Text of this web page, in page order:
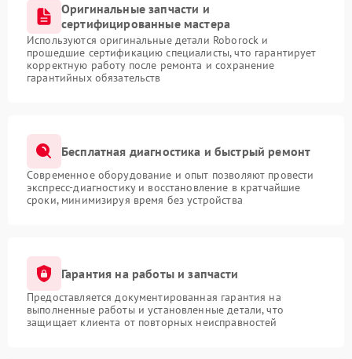
Оригинальные запчасти и
сертифицированные мастера
Используются оригинальные детали Roborock и
прошедшие сертификацию специалисты, что гарантирует
корректную работу после ремонта и сохранение
гарантийных обязательств
Бесплатная диагностика и быстрый ремонт
Современное оборудование и опыт позволяют провести
экспресс-диагностику и восстановление в кратчайшие
сроки, минимизируя время без устройства
Гарантия на работы и запчасти
Предоставляется документированная гарантия на
выполненные работы и установленные детали, что
защищает клиента от повторных неисправностей